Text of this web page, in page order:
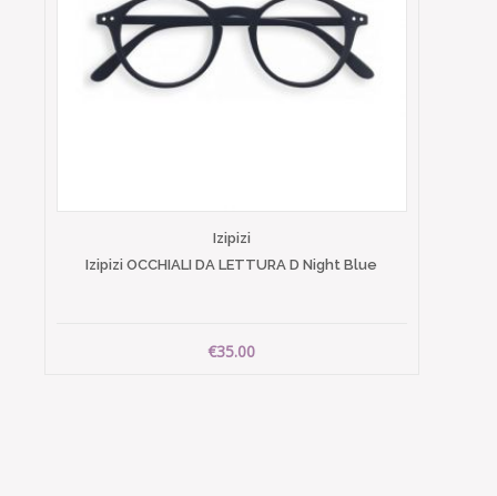
Izipizi
Izipizi OCCHIALI DA LETTURA D Night Blue
€35.00